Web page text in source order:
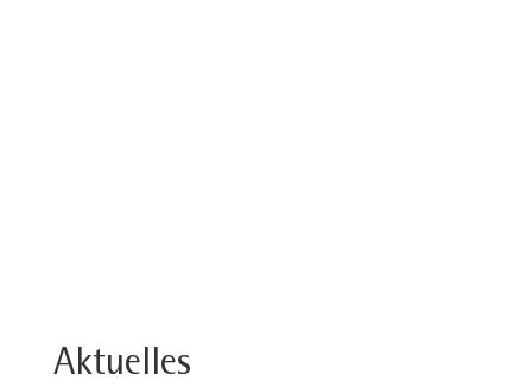
Aktuelles